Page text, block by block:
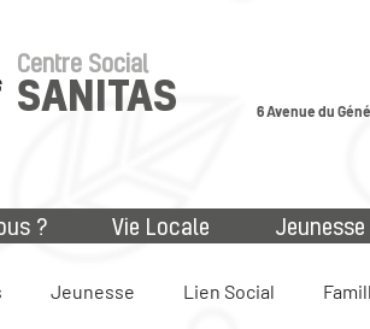
Centre Social
SANITAS 6 Avenue du
? Vie Locale Jeunesse
Jeunesse Lien Social